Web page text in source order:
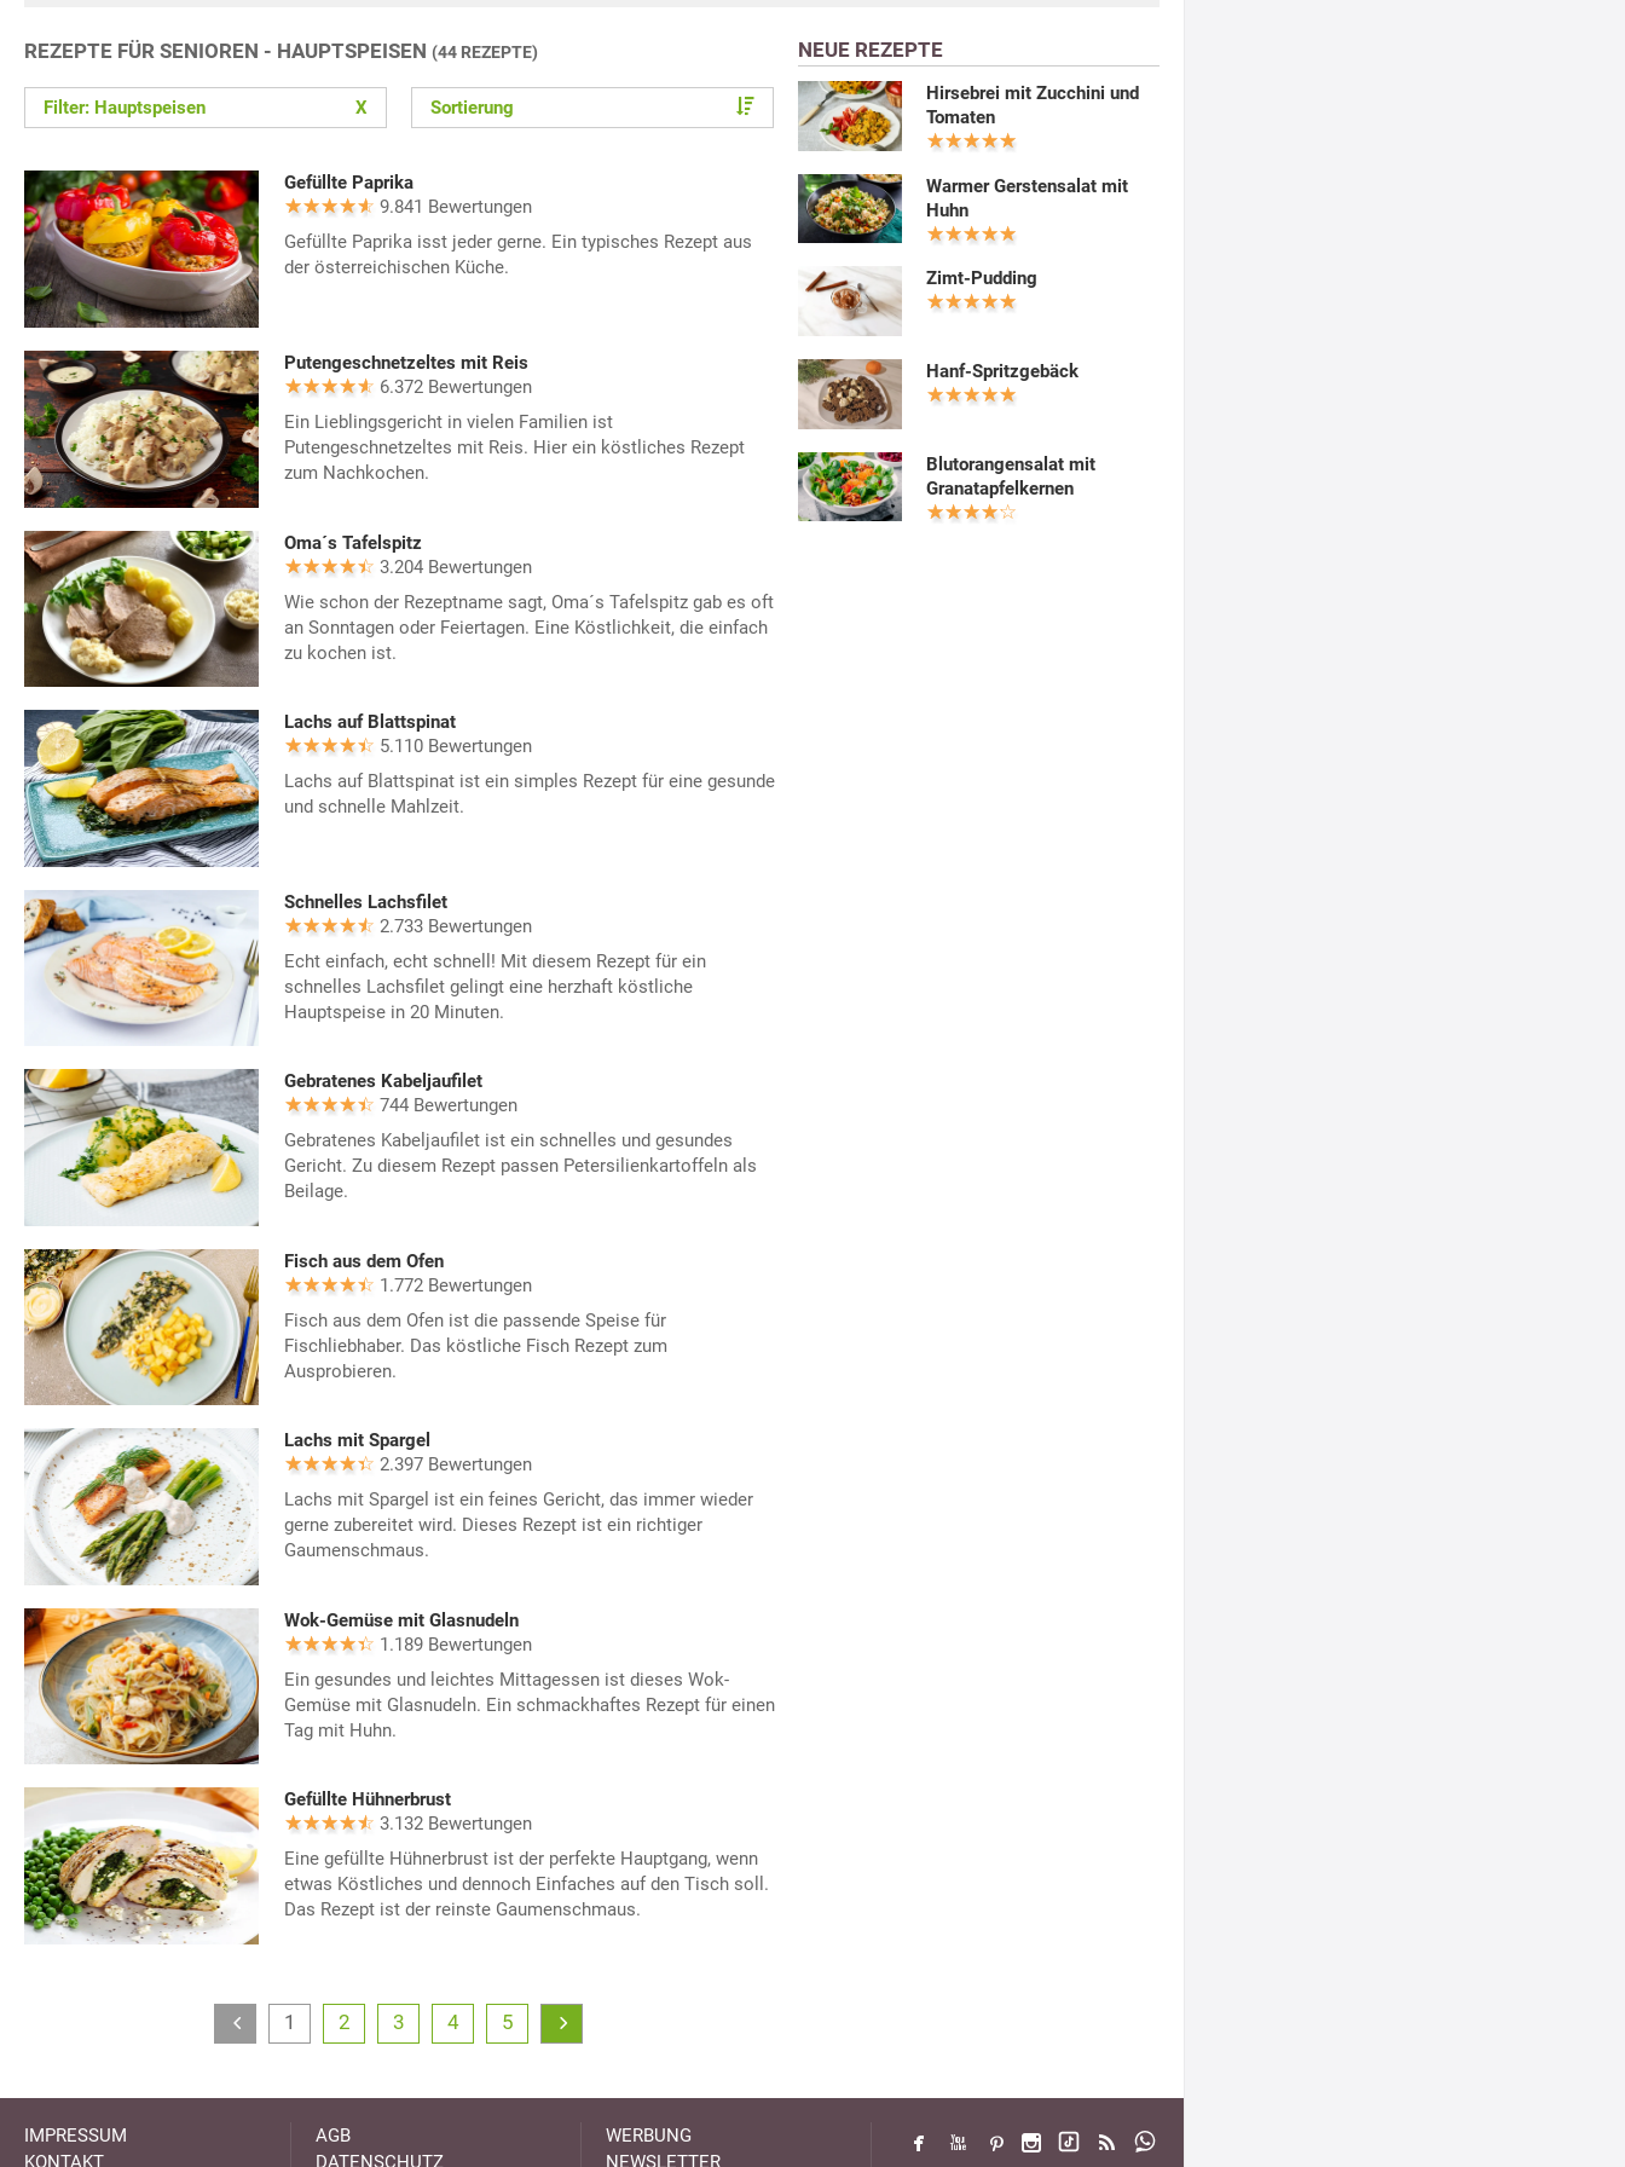
REZEPTE FÜR SENIOREN - HAUPTSPEISEN (44 REZEPTE)
Filter: Hauptspeisen X Sortierung
Gefüllte Paprika
9.841 Bewertungen
Gefüllte Paprika isst jeder gerne. Ein typisches Rezept aus
der österreichischen Küche.
Putengeschnetzeltes mit Reis
6.372 Bewertungen
Ein Lieblingsgericht in vielen Familien ist
Putengeschnetzeltes mit Reis. Hier ein köstliches Rezept
zum Nachkochen.
Oma´s Tafelspitz
3.204 Bewertungen
Wie schon der Rezeptname sagt, Oma´s Tafelspitz gab es oft
an Sonntagen oder Feiertagen. Eine Köstlichkeit, die einfach
zu kochen ist.
Lachs auf Blattspinat
5.110 Bewertungen
Lachs auf Blattspinat ist ein simples Rezept für eine gesunde
und schnelle Mahlzeit.
Schnelles Lachsfilet
2.733 Bewertungen
Echt einfach, echt schnell! Mit diesem Rezept für ein
schnelles Lachsfilet gelingt eine herzhaft köstliche
Hauptspeise in 20 Minuten.
Gebratenes Kabeljaufilet
744 Bewertungen
Gebratenes Kabeljaufilet ist ein schnelles und gesundes
Gericht. Zu diesem Rezept passen Petersilienkartoffeln als
Beilage.
Fisch aus dem Ofen
1.772 Bewertungen
Fisch aus dem Ofen ist die passende Speise für
Fischliebhaber. Das köstliche Fisch Rezept zum
Ausprobieren.
Lachs mit Spargel
2.397 Bewertungen
Lachs mit Spargel ist ein feines Gericht, das immer wieder
gerne zubereitet wird. Dieses Rezept ist ein richtiger
Gaumenschmaus.
Wok-Gemüse mit Glasnudeln
1.189 Bewertungen
Ein gesundes und leichtes Mittagessen ist dieses Wok-
Gemüse mit Glasnudeln. Ein schmackhaftes Rezept für einen
Tag mit Huhn.
Gefüllte Hühnerbrust
3.132 Bewertungen
Eine gefüllte Hühnerbrust ist der perfekte Hauptgang, wenn
etwas Köstliches und dennoch Einfaches auf den Tisch soll.
Das Rezept ist der reinste Gaumenschmaus.
1 2 3 4 5
NEUE REZEPTE
Hirsebrei mit Zucchini und
Tomaten
Warmer Gerstensalat mit
Huhn
Zimt-Pudding
Hanf-Spritzgebäck
Blutorangensalat mit
Granatapfelkernen
IMPRESSUM
KONTAKT
AGB
DATENSCHUTZ
WERBUNG
NEWSLETTER